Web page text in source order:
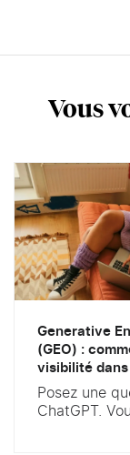
Vous
Generative
(GEO) :
visibilité dans
Posez une
ChatGPT.